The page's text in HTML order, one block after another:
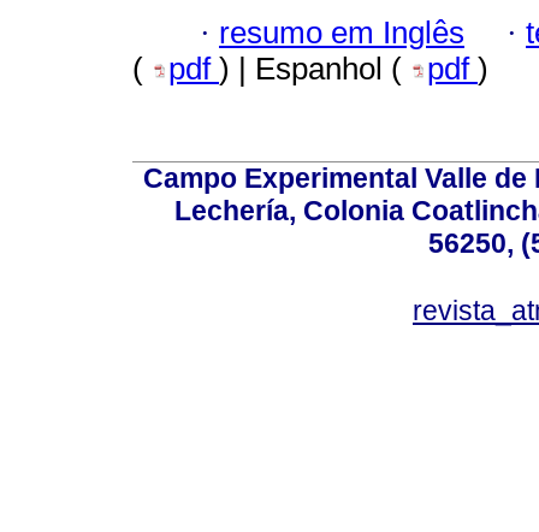
· resumo em Inglês ·
(
pdf ) | Espanhol ( pdf )
Campo Experimental Valle
Lechería, Colonia
56250,